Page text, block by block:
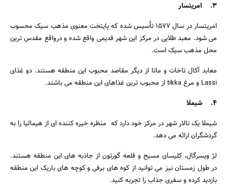
جستجو
3. امریتسار
امریتسار در سال 1577 تأسیس شده که پایتخت معنوی مذهب سیک محسوب
می شود. معبد طلایی در مرکز این شهر قدیمی واقع شده و درواقع مقدس ترین
محل مذهب سیک است.
معابد آکال تاخات و ماتا از دیگر مقاصد محبوب این منطقه هستند. دو غذای
Lassi و مرغ tikka از محبوب ترین غذاهای این منطقه می باشند.
4. شیملا
شیملا یک تالار شهر در مرکز خود دارد که منظره خیره کننده ای از هیمالیا را به
گردشگران ارائه می دهد.
لژ ویسرگال، کلیسای مسیح و قلعه گورتون از جاذبه های این منطقه هستند.
در طول زمستان نیز می توانید از کوه های برفی و کوچه های باریک این منطقه
بازدید کرده و سفری جذاب را تجربه کنید.